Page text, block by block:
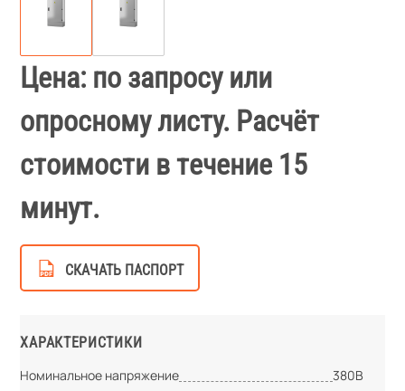
Цена: по запросу или
опросному листу. Расчёт
стоимости в течение 15
минут.
СКАЧАТЬ ПАСПОРТ
ХАРАКТЕРИСТИКИ
Номинальное напряжение
380В